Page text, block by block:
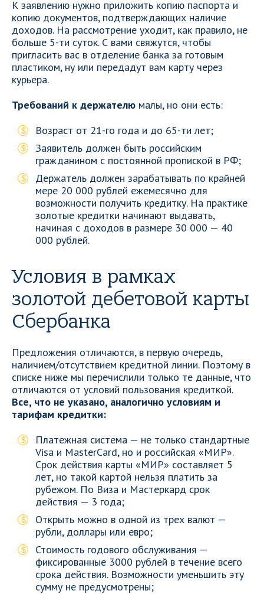
К заявлению нужно приложить копию паспорта и
копию документов, подтверждающих наличие
доходов. На рассмотрение уходит, как правило, не
больше 5-ти суток. С вами свяжутся, чтобы
пригласить вас в отделение банка за готовым
пластиком, ну или передадут вам карту через
курьера.
Требований к держателю малы, но они есть:
Возраст от 21-го года и до 65-ти лет;
Заявитель должен быть российским
гражданином с постоянной пропиской в РФ;
Держатель должен зарабатывать по крайней
мере 20 000 рублей ежемесячно для
возможности получить кредитку. На практике
золотые кредитки начинают выдавать,
начиная с доходов в размере 30 000 — 40
000 рублей.
Условия в рамках
золотой дебетовой карты
Сбербанка
Предложения отличаются, в первую очередь,
наличием/отсутствием кредитной линии. Поэтому в
списке ниже мы перечислили только те данные, что
отличаются от условий пользования кредиткой.
Все, что не указано, аналогично условиям и
тарифам кредитки:
Платежная система — не только стандартные
Visa и MasterCard, но и российская «МИР».
Срок действия карты «МИР» составляет 5
лет, но такой картой нельзя платить за
рубежом. По Виза и Мастеркард срок
действия — 3 года;
Открыть можно в одной из трех валют —
рубли, доллары или евро;
Стоимость годового обслуживания —
фиксированные 3000 рублей в течение всего
срока действия. Возможности уменьшить эту
сумму не предусмотрены;